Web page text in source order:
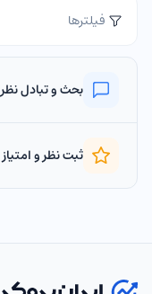
فیلترها
بحث و تبادل نظر
ثبت نظر و امتیاز